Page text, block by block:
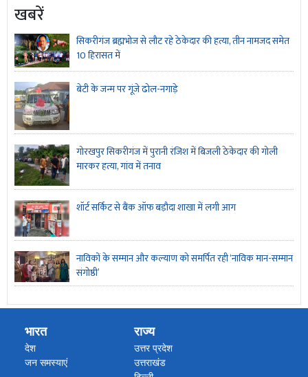
खबरें
सिकरीगंज ब्रह्मभोज से लौट रहे ठेकेदार की हत्या, तीन नामजद समेत
10 हिरासत में
बेटी के जन्म पर गूंजे ढोल-नगाड़े
गोरखपुर सिकरीगंज में पुरानी रंजिश में बिजली ठेकेदार की गोली
मारकर हत्या, गांव में तनाव
शॉर्ट सर्किट से बैंक ऑफ बड़ौदा शाखा में लगी आग
नाविकों के सम्मान और कल्याण को समर्पित रही ‘नाविक मान-सम्मान
संगोष्ठी’
भारत
देश
जन समस्याएं
राज्य
उत्तर प्रदेश
उत्तराखंड